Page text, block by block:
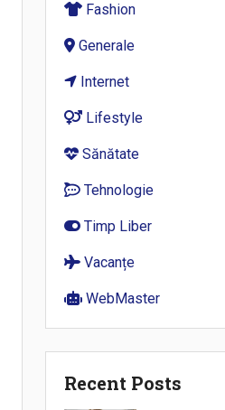
Fashion
Generale
Internet
Lifestyle
Sănătate
Tehnologie
Timp Liber
Vacanțe
WebMaster
Recent Posts